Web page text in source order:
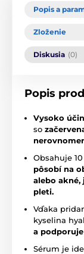
Popis a
Zloženie
Diskusia (0)
Popis
Vysoko
so
Obsahuje
pôsobí na
alebo
pleti.
Vďaka
kyselina
a
Sérum je